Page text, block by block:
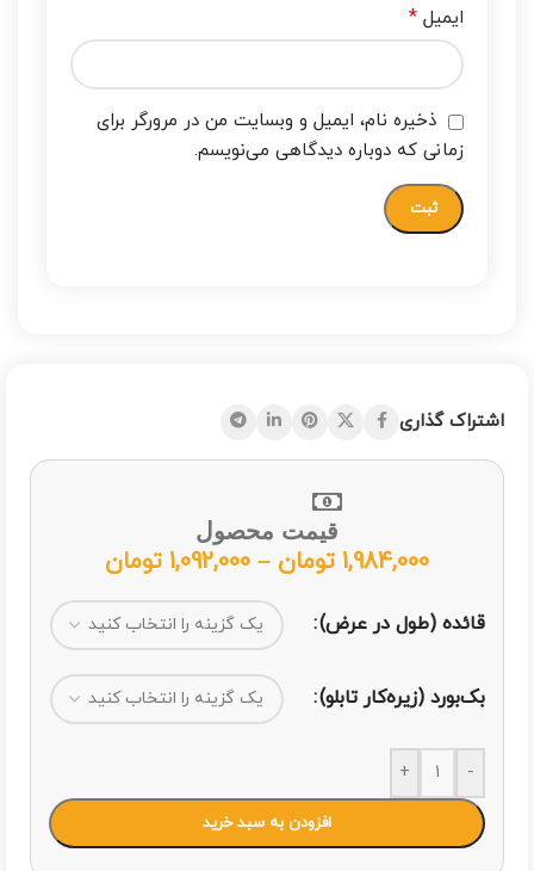
ایمیل *
ذخیره نام، ایمیل و وبسایت من در مرورگر برای
زمانی که دوباره دیدگاهی می‌نویسم.
اشتراک گذاری
قیمت محصول
1,984,000 تومان –
1,092,000 تومان
قائده (طول در عرض)
بک‌بورد (زیره‌کار تابلو)
-
+
افزودن به سبد خرید